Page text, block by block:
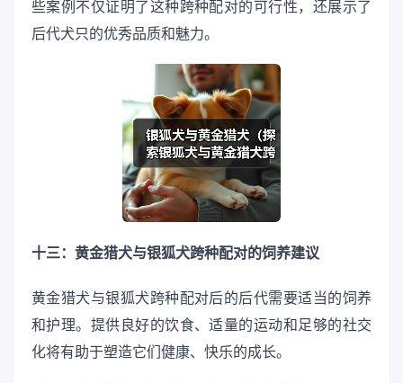
些案例不仅证明了这种跨种配对的可行性，还展示了
后代犬只的优秀品质和魅力。
十三：黄金猎犬与银狐犬跨种配对的饲养建议
黄金猎犬与银狐犬跨种配对后的后代需要适当的饲养
和护理。提供良好的饮食、适量的运动和足够的社交
化将有助于塑造它们健康、快乐的成长。